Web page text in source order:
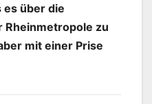
es über die
Rheinmetropole zu
mit einer Prise